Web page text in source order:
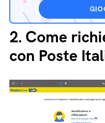
2. Come
con Poste